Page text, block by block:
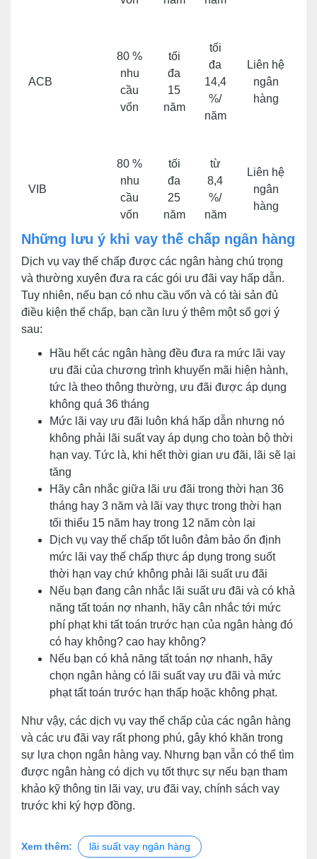
ACB
80 %
nhu
cầu
vốn
tối
đa
15
năm
tối
đa
14,4
%/
năm
Liên hệ
ngân
hàng
VIB
80 %
nhu
cầu
vốn
tối
đa
25
năm
từ
8,4
%/
năm
Liên hệ
ngân
hàng
Những lưu ý khi vay thế chấp ngân hàng
Dịch vụ vay thế chấp được các ngân hàng chú trọng
và thường xuyên đưa ra các gói ưu đãi vay hấp dẫn.
Tuy nhiên, nếu bạn có nhu cầu vốn và có tài sản đủ
điều kiện thế chấp, bạn cần lưu ý thêm một số gợi ý
sau:
Hầu hết các ngân hàng đều đưa ra mức lãi vay
ưu đãi của chương trình khuyến mãi hiện hành,
tức là theo thông thường, ưu đãi được áp dụng
không quá 36 tháng
Mức lãi vay ưu đãi luôn khá hấp dẫn nhưng nó
không phải lãi suất vay áp dụng cho toàn bộ thời
hạn vay. Tức là, khi hết thời gian ưu đãi, lãi sẽ lại
tăng
Hãy cân nhắc giữa lãi ưu đãi trong thời hạn 36
tháng hay 3 năm và lãi vay thực trong thời hạn
tối thiểu 15 năm hay trong 12 năm còn lại
Dịch vụ vay thế chấp tốt luôn đảm bảo ổn định
mức lãi vay thế chấp thực áp dụng trong suốt
thời hạn vay chứ không phải lãi suất ưu đãi
Nếu bạn đang cân nhắc lãi suất ưu đãi và có khả
năng tất toán nợ nhanh, hãy cân nhắc tới mức
phí phạt khi tất toán trước hạn của ngân hàng đó
có hay không? cao hay không?
Nếu bạn có khả năng tất toán nợ nhanh, hãy
chọn ngân hàng có lãi suất vay ưu đãi và mức
phạt tất toán trước hạn thấp hoặc không phạt.
Như vậy, các dịch vụ vay thế chấp của các ngân hàng
và các ưu đãi vay rất phong phú, gây khó khăn trong
sự lựa chọn ngân hàng vay. Nhưng bạn vẫn có thể tìm
được ngân hàng có dịch vụ tốt thực sự nếu bạn tham
khảo kỹ thông tin lãi vay, ưu đãi vay, chính sách vay
trước khi ký hợp đồng.
Xem thêm: lãi suất vay ngân hàng